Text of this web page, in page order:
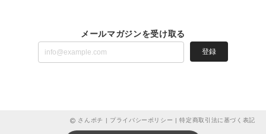
メールマガジンを受け取る
登録
さんポチ | プライバシーポリシー |特定商取引法に基づく表記